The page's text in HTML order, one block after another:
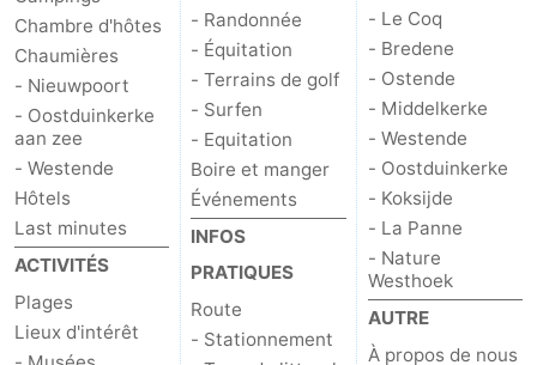
Chambre d'hôtes
Chaumières
- Nieuwpoort
- Oostduinkerke
aan zee
- Westende
Hôtels
Last minutes
ACTIVITÉS
Plages
Lieux d'intérêt
- Randonnée
- Équitation
- Terrains de golf
- Surfen
- Equitation
Boire et manger
Événements
INFOS
PRATIQUES
Route
- Stationnement
- Le Coq
- Bredene
- Ostende
- Middelkerke
- Westende
- Oostduinkerke
- Koksijde
- La Panne
- Nature
Westhoek
AUTRE
À propos de nous